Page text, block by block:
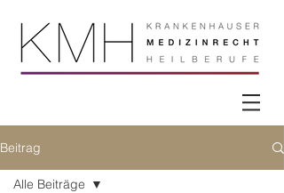
Beitrag
Alle Beiträge